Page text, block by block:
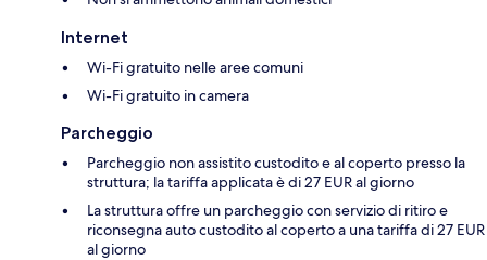
Internet
Wi-Fi gratuito nelle aree comuni
Wi-Fi gratuito in camera
Parcheggio
Parcheggio non assistito custodito e al coperto presso la
struttura; la tariffa applicata è di 27 EUR al giorno
La struttura offre un parcheggio con servizio di ritiro e
riconsegna auto custodito al coperto a una tariffa di 27 EUR
al giorno